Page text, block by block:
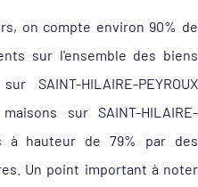
on compte environ 90% de
sur l'ensemble des biens
SAINT-HILAIRE-PEYROUX
sur SAINT-HILAIRE-
à hauteur de 79% par des
Un point important à noter